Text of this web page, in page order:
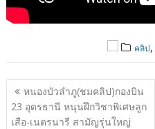
คลิป,
แนะแนว
เรื่อง
หนองบัวลำภู(ชมคลิป)กองบิน
23 อุดรธานี หนุนฝึกวิชาพิเศษลูก
เสือ-เนตรนารี สามัญรุ่นใหญ่